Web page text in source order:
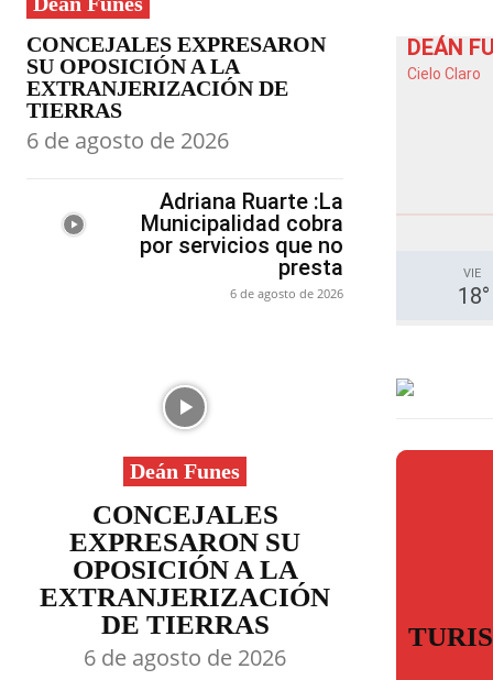
CONCEJALES EXPRESARON
SU OPOSICIÓN A LA
EXTRANJERIZACIÓN DE
TIERRAS
6 de agosto de 2026
Adriana Ruarte :La
Municipalidad cobra
por servicios que no
presta
6 de agosto de 2026
Deán Funes
CONCEJALES
EXPRESARON SU
OPOSICIÓN A LA
EXTRANJERIZACIÓN
DE TIERRAS
6 de agosto de 2026
DEÁN
Cielo Claro
VIE
18°